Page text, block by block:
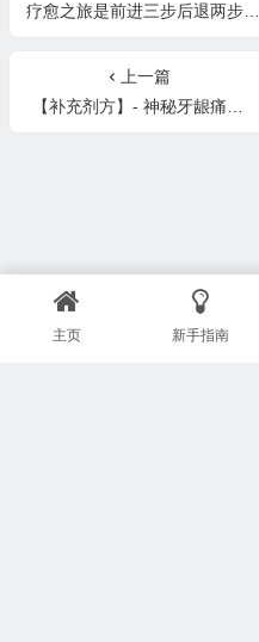
疗愈之旅是前进三步后退两步的
上一篇
【补充剂方】- 神秘牙龈痛、下巴疼痛、腰痛、颈部疼痛、神经痛、枕骨神经痛
主页 新手指南